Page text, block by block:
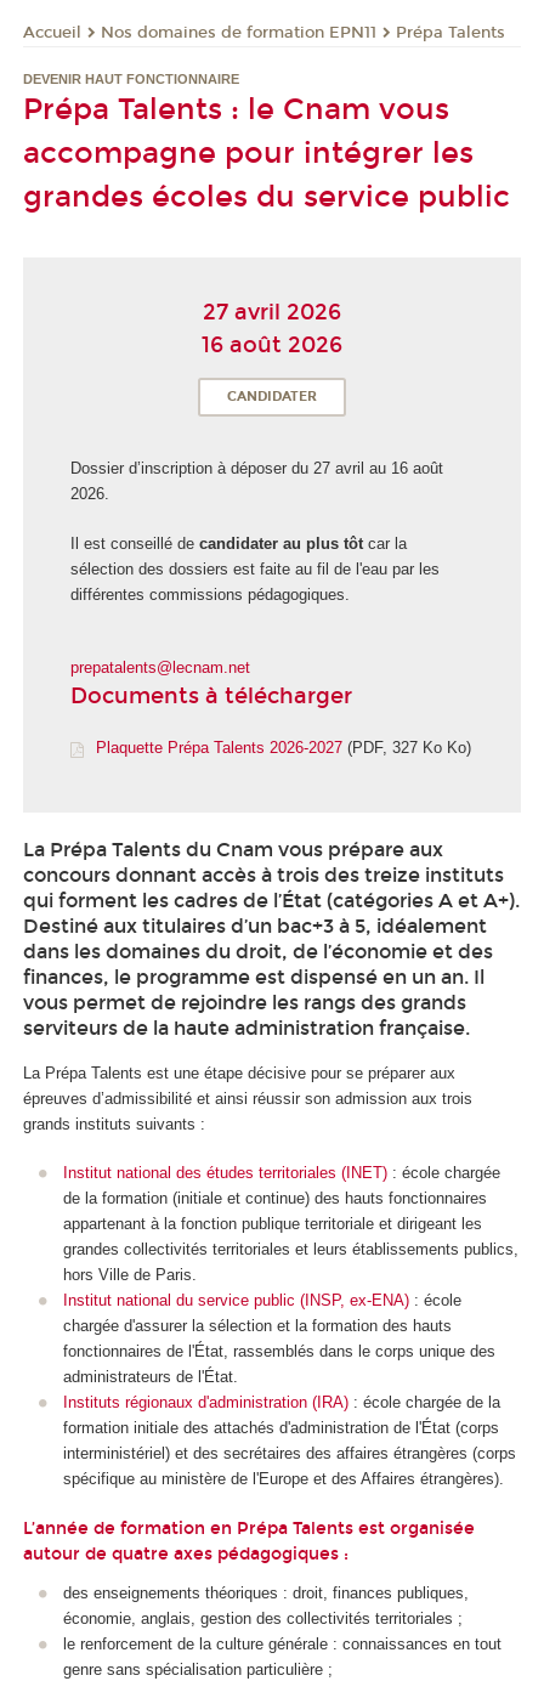
Accueil Nos domaines de formation EPN11 Prépa Talents
DEVENIR HAUT FONCTIONNAIRE
Prépa Talents : le Cnam vous
accompagne pour intégrer les
grandes écoles du service public
27 avril 2026
16 août 2026
CANDIDATER
Dossier d’inscription à déposer du 27 avril au 16 août
2026.
Il est conseillé de candidater au plus tôt car la
sélection des dossiers est faite au fil de l'eau par les
différentes commissions pédagogiques.
prepatalents@lecnam.net
Documents à télécharger
Plaquette Prépa Talents 2026-2027 (PDF, 327 Ko Ko)
La Prépa Talents du Cnam vous prépare aux
concours donnant accès à trois des treize instituts
qui forment les cadres de l’État (catégories A et A+).
Destiné aux titulaires d’un bac+3 à 5, idéalement
dans les domaines du droit, de l’économie et des
finances, le programme est dispensé en un an. Il
vous permet de rejoindre les rangs des grands
serviteurs de la haute administration française.
La Prépa Talents est une étape décisive pour se préparer aux
épreuves d’admissibilité et ainsi réussir son admission aux trois
grands instituts suivants :
Institut national des études territoriales (INET): école chargée
de la formation (initiale et continue) des hauts fonctionnaires
appartenant à la fonction publique territoriale et dirigeant les
grandes collectivités territoriales et leurs établissements publics,
hors Ville de Paris.
Institut national du service public (INSP, ex-ENA): école
chargée d'assurer la sélection et la formation des hauts
fonctionnaires de l'État, rassemblés dans le corps unique des
administrateurs de l'État.
Instituts régionaux d'administration (IRA): école chargée de la
formation initiale des attachés d'administration de l'État (corps
interministériel) et des secrétaires des affaires étrangères (corps
spécifique au ministère de l'Europe et des Affaires étrangères).
L’année de formation en Prépa Talents est organisée
autour de quatre axes pédagogiques :
des enseignements théoriques : droit, finances publiques,
économie, anglais, gestion des collectivités territoriales ;
le renforcement de la culture générale : connaissances en tout
genre sans spécialisation particulière ;